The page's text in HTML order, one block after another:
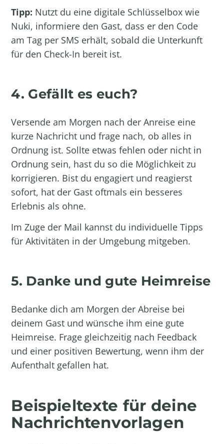
Tipp: Nutzt du eine digitale Schlüsselbox wie
Nuki, informiere den Gast, dass er den Code
am Tag per SMS erhält, sobald die Unterkunft
für den Check-In bereit ist.
4. Gefällt es euch?
Versende am Morgen nach der Anreise eine
kurze Nachricht und frage nach, ob alles in
Ordnung ist. Sollte etwas fehlen oder nicht in
Ordnung sein, hast du so die Möglichkeit zu
korrigieren. Bist du engagiert und reagierst
sofort, hat der Gast oftmals ein besseres
Erlebnis als ohne.
Im Zuge der Mail kannst du individuelle Tipps
für Aktivitäten in der Umgebung mitgeben.
5. Danke und gute Heimreise
Bedanke dich am Morgen der Abreise bei
deinem Gast und wünsche ihm eine gute
Heimreise. Frage gleichzeitig nach Feedback
und einer positiven Bewertung, wenn ihm der
Aufenthalt gefallen hat.
Beispieltexte für deine
Nachrichtenvorlagen